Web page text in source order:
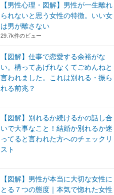
【男性心理・図解】男性が一生離れ
られないと思う女性の特徴。いい女
は男が離さない
29.7k件のビュー
【図解】仕事で恋愛する余裕がな
い。構ってあげれなくてごめんねと
言われました。これは別れる・振ら
れる前兆？
【図解】別れるか続けるかの話し合
いで大事なこと！結婚か別れるか迷
ってると言われた方へのチェックリ
スト
【図解】男性が本当に大切な女性に
とる７つの態度｜本気で惚れた女性